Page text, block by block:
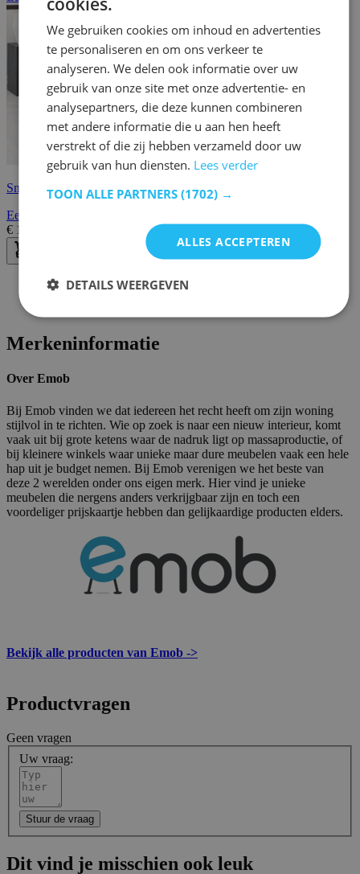
Snelle levering
Eetkamerstoel Brooke - donkergrijs
€ 185,00
Merkeninformatie
Over Emob
Bij Emob vinden we dat iedereen het recht heeft om zijn woning
stijlvol in te richten. Wie op zoek is naar een nieuw interieur, komt
vaak uit bij grote ketens waar de nadruk ligt op massaproductie, of
bij kleinere winkels waar unieke maar dure meubelen vaak een hele
hap uit je budget nemen. Bij Emob verenigen we het beste van
deze 2 werelden onder ons eigen merk. Hier vind je unieke
meubelen die nergens anders verkrijgbaar zijn en toch een
voordeliger prijskaartje hebben dan gelijkaardige producten elders.
Bekijk alle producten van Emob ->
Productvragen
Geen vragen
Uw vraag:
Stuur de vraag
Dit vind je misschien ook leuk
We gebruiken cookies om inhoud en advertenties
te personaliseren en om ons verkeer te
analyseren. We delen ook informatie over uw
gebruik van onze site met onze advertentie- en
analysepartners, die deze kunnen combineren
met andere informatie die u aan hen heeft
verstrekt of die zij hebben verzameld door uw
gebruik van hun diensten. Lees verder
TOON ALLE PARTNERS (1702) →
ALLES ACCEPTEREN
DETAILS WEERGEVEN